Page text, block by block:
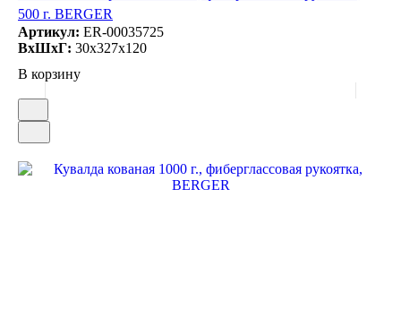
500 г. BERGER
Артикул: ER-00035725
ВxШxГ: 30x327x120
В корзину